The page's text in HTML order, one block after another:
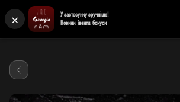
×
У застосунку зручніше!
Новини, івенти, бонуси+380676205858